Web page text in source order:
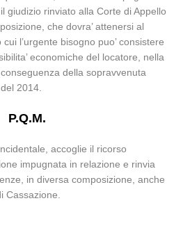
giudizio rinviato alla Corte di Appello
che dovra’ attenersi al
l’urgente bisogno puo’ consistere
economiche del locatore, nella
della sopravvenuta
2014.
P.Q.M.
accoglie il ricorso
impugnata in relazione e rinvia
in diversa composizione, anche
Cassazione.